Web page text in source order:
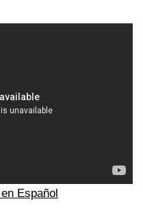
Español